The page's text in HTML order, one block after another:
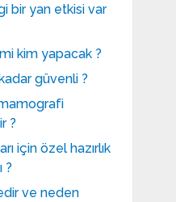
bir yan etkisi var
kim yapacak ?
güvenli ?
?
için özel hazırlık
?
ve neden